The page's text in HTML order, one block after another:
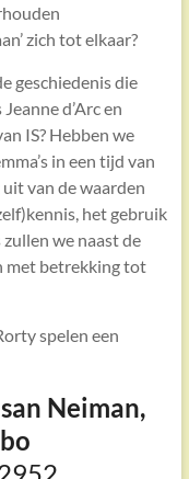
zich tot elkaar?
geschiedenis die
d’Arc en
IS? Hebben we
in een tijd van
van de waarden
het gebruik
we naast de
met betrekking tot
spelen een
Neiman,